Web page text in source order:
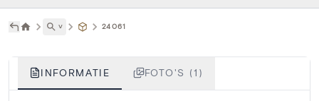
˅ 24061
INFORMATIE FOTO'S (1)